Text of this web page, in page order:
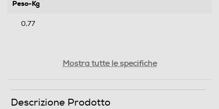
Peso-Kg
0,77
Mostra tutte le specifiche
Descrizione Prodotto